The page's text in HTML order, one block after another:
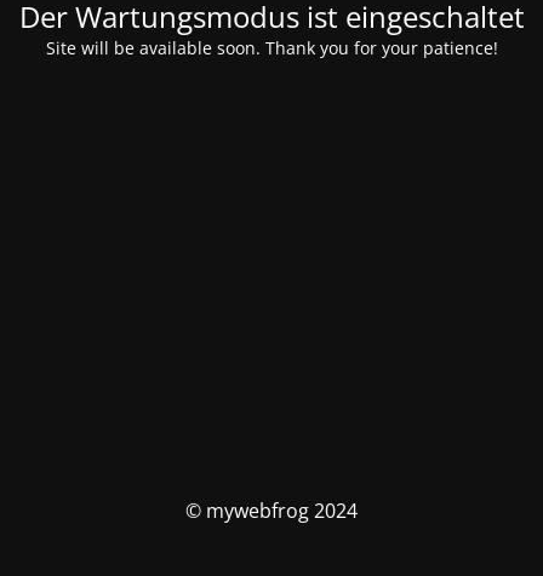
Der Wartungsmodus ist eingeschaltet
Site will be available soon. Thank you for your patience!
© mywebfrog 2024